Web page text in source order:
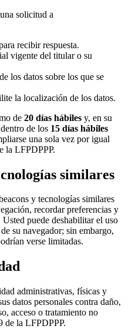
solicitud a
recibir respuesta.
vigente del titular o su
los datos sobre los que se
la localización de los datos.
de 20 días hábiles y, en su
de los 15 días hábiles
una sola vez por igual
la LFPDPPP.
similares
y tecnologías similares
recordar preferencias y
puede deshabilitar el uso
su navegador; sin embargo,
verse limitadas.
administrativas, físicas y
datos personales contra daño,
acceso o tratamiento no
de la LFPDPPP.